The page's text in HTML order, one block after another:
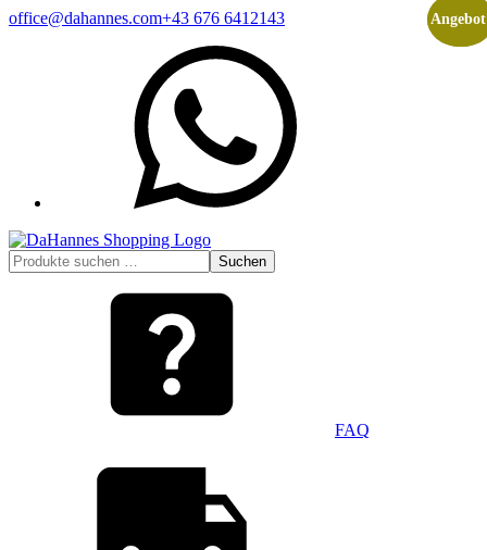
Zum
office@dahannes.com+43 676 6412143
Suchen
nach:
Suchen
FAQ